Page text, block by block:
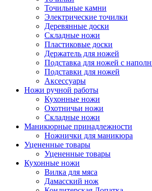
Точильные камни
Электрические точилки
Деревянные доски
Складные ножи
Пластиковые доски
Держатель для ножей
Подставка для ножей с
Подставки для ножей
Аксессуары
Ножи ручной работы
Кухонные ножи
Охотничьи ножи
Складные ножи
Маникюрные принадлежности
Ножнички для маникюра
Уцененные товары
Уцененные товары
Кухонные ножи
Вилка для мяса
Дамасский нож